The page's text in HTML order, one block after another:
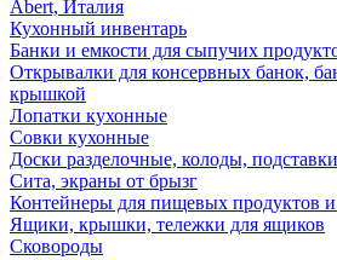
Abert, Италия
Кухонный инвентарь
Банки и емкости для сыпучих
Открывалки для консервных банок,
крышкой
Лопатки кухонные
Совки кухонные
Доски разделочные, колоды,
Сита, экраны от брызг
Контейнеры для пищевых продуктов
Ящики, крышки, тележки для ящиков
Сковороды